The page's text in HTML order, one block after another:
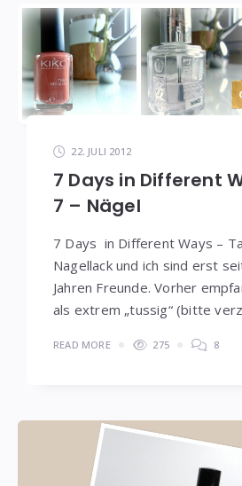
22. JULI 2012
7 Days in Different
7 – Nägel
7 Days in Different Ways –
Nagellack und ich sind erst
Jahren Freunde. Vorher
als extrem „tussig“ (bitte
READ MORE 275 8